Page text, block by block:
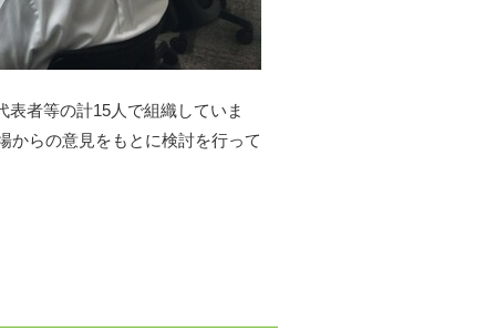
者等の計15人で組織していま
からの意見をもとに検討を行って